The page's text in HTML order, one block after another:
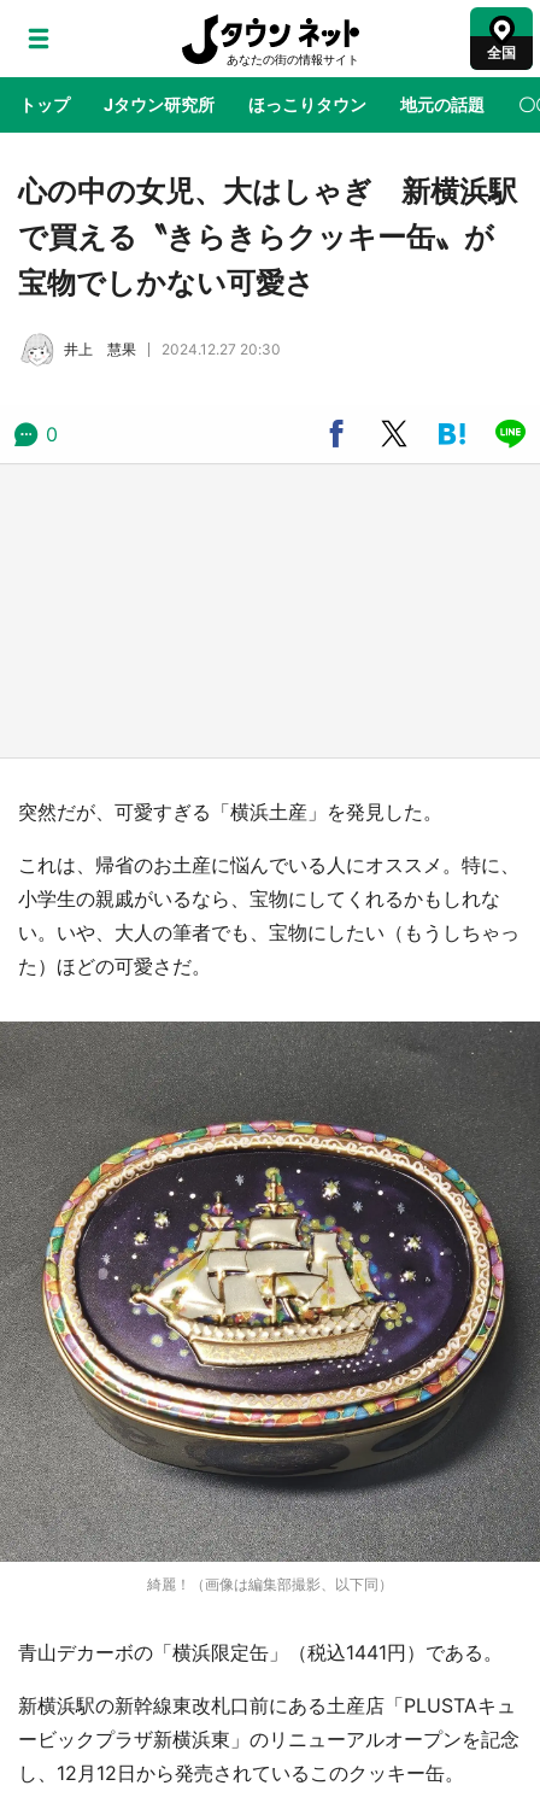
全国
トップ Jタウン研究所 ほっこりタウン 地元の話題 〇
地域×二次元 絶景 あの時はありがとう 物語がはじ
アニメ『はたらく細胞』と神奈川県の3度目コ
ラボ 作品の世界観通じて「小児がん」学べる
心の中の女児、大はしゃぎ 新横浜駅
で買える〝きらきらクッキー缶〟が
宝物でしかない可愛さ
井上 慧果 2024.12.27 20:30
0
突然だが、可愛すぎる「横浜土産」を発見した。
これは、帰省のお土産に悩んでいる人にオススメ。特に、
小学生の親戚がいるなら、宝物にしてくれるかもしれな
い。いや、大人の筆者でも、宝物にしたい（もうしちゃっ
た）ほどの可愛さだ。
綺麗！（画像は編集部撮影、以下同）
青山デカーボの「横浜限定缶」（税込1441円）である。
新横浜駅の新幹線東改札口前にある土産店「PLUSTAキュ
ービックプラザ新横浜東」のリニューアルオープンを記念
し、12月12日から発売されているこのクッキー缶。